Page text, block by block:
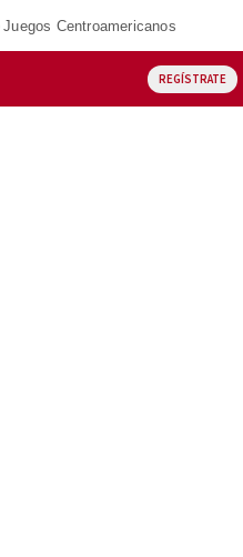
Juegos Centroamericanos
REGÍSTRATE